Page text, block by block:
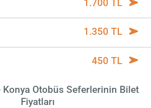
1.700 TL
1.350 TL
450 TL
Konya Otobüs Seferlerinin Bilet
Fiyatları